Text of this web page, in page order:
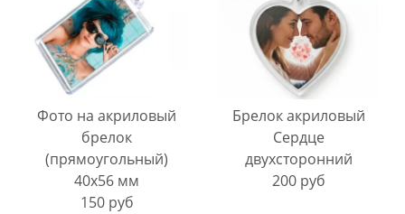
Фото на акриловый
брелок
(прямоугольный)
40х56 мм
150 руб
Брелок акриловый
Сердце
двухсторонний
200 руб